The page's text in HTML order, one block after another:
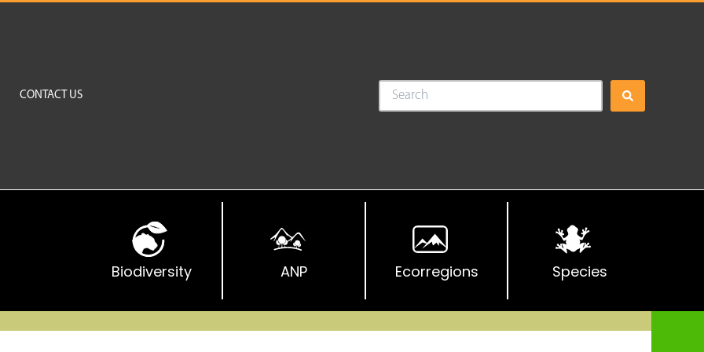
CONTACT US
Biodiversity ANP Ecorregions Species